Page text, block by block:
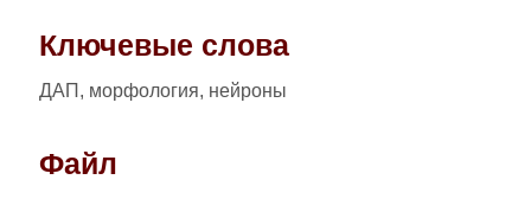
Ключевые слова
ДАП, морфология, нейроны
Файл